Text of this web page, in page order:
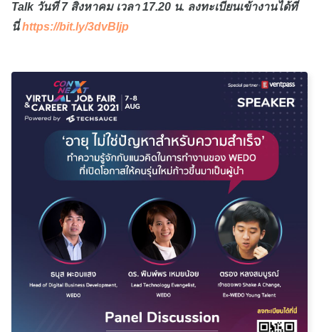
Talk วันที่ 7 สิงหาคม เวลา 17.20 น. ลงทะเบียนเข้างานได้ที่
นี่https://bit.ly/3dvBljp